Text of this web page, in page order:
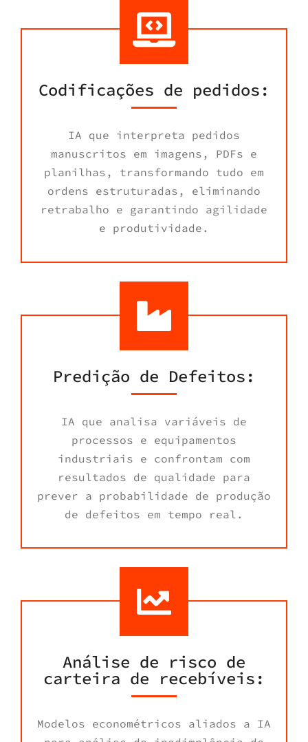
Codificações de pedidos:
IA que interpreta pedidos
manuscritos em imagens, PDFs e
planilhas, transformando tudo em
ordens estruturadas, eliminando
retrabalho e garantindo agilidade
e produtividade.
Predição de Defeitos:
IA que analisa variáveis de
processos e equipamentos
industriais e confrontam com
resultados de qualidade para
prever a probabilidade de produção
de defeitos em tempo real.
Análise de risco de
carteira de recebíveis:
Modelos econométricos aliados a IA